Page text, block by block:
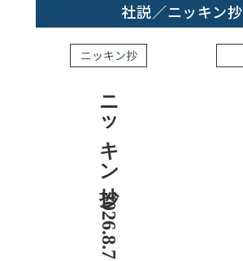
社説／ニッキン抄
ニッキン抄
ニッキン抄 2026.8.7